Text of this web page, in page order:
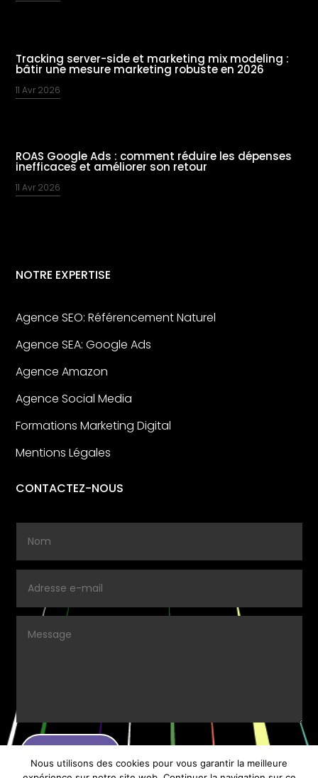
Tracking server-side et marketing mix modeling :
bâtir une mesure marketing robuste en 2026
11 Avr 2026
ROAS Google Ads : comment réduire les dépenses
inefficaces et améliorer son retour
11 Avr 2026
NOTRE EXPERTISE
Agence SEO: Référencement Naturel
Agence SEA: Google Ads
Agence Amazon
Agence Social Media
Formations Marketing Digital
Mentions Légales
CONTACTEZ-NOUS
Nous utilisons des cookies pour vous garantir la meilleure